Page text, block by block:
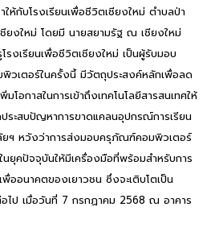
ห้กับโรงเรียนเพื่อชีวิตเชียงใหม่ ตำบลป่า
ยงใหม่ โดยมี นายสยามรัฐ ณ เชียงใหม่
รงเรียนเพื่อชีวิตเชียงใหม่ เป็นผู้รับมอบ
วเตอร์ในครั้งนี้ มีวัตถุประสงค์หลักเพื่อลด
โอกาสในการเข้าถึงเทคโนโลยีสารสนเทศให้
ระสบปัญหาการขาดแคลนอุปกรณ์การเรียน
ฯ หวังว่าการส่งมอบครุภัณฑ์คอมพิวเตอร์
นยุคปัจจุบันให้มีเครื่องมือที่พร้อมสำหรับการ
อนาคตของเยาวชน ซึ่งจะเติบโตเป็น
ป เมื่อวันที่ 7 กรกฏาคม 2568 ณ อาคาร